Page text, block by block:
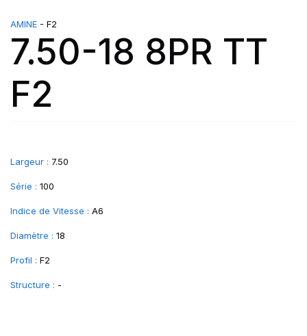
AMINE - F2
7.50-18 8PR TT
F2
Largeur : 7.50
Série : 100
Indice de Vitesse : A6
Diamètre : 18
Profil : F2
Structure : -